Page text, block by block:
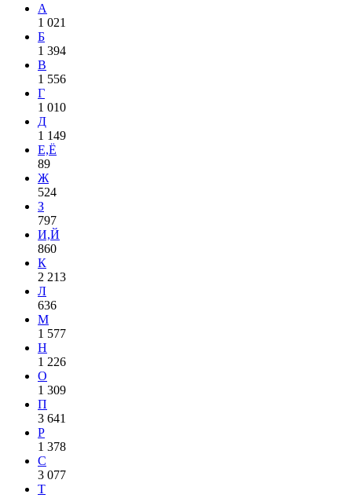
А
1 021
Б
1 394
В
1 556
Г
1 010
Д
1 149
Е,Ё
89
Ж
524
З
797
И,Й
860
К
2 213
Л
636
М
1 577
Н
1 226
О
1 309
П
3 641
Р
1 378
С
3 077
Т